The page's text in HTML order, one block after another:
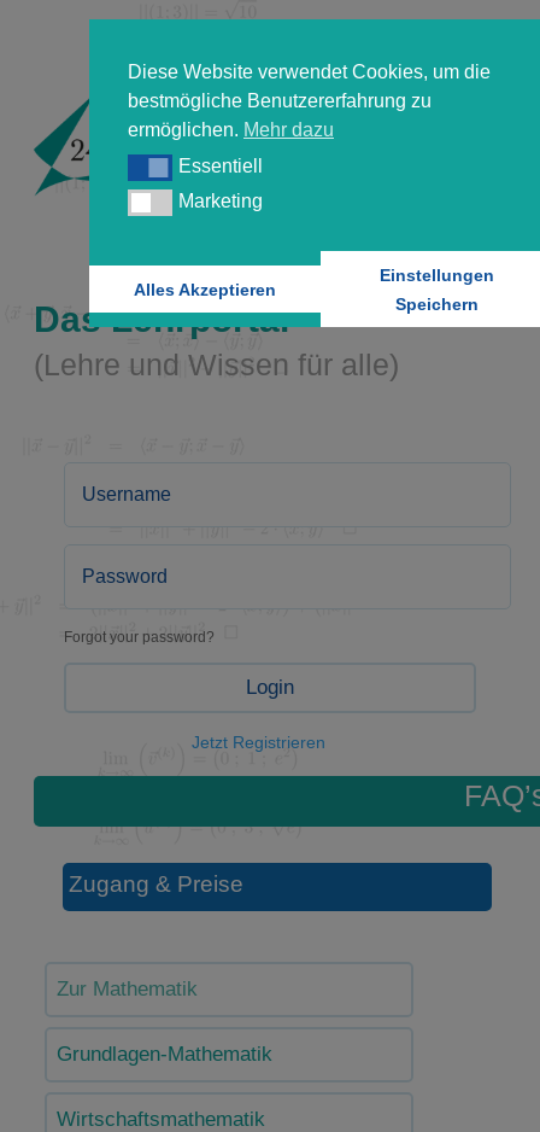
Diese Website verwendet Cookies, um die
bestmögliche Benutzererfahrung zu
ermöglichen. Mehr dazu
EssentiellEssentiell
MarketingMarketing
Alles Akzeptieren
Einstellungen
Speichern
Das Lehrportal
(Lehre und Wissen für alle)
Forgot your password?
Login
Jetzt Registrieren
Zugang & Preise
Zur Mathematik
Grundlagen-Mathematik
Wirtschaftsmathematik